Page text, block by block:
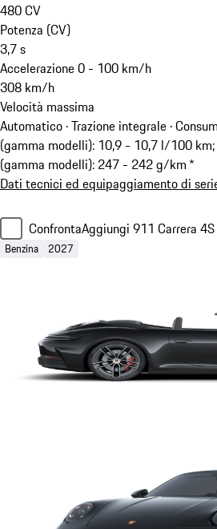
480CV
Potenza (CV)
3,7s
Accelerazione 0 - 100 km/h
308 km/h
Velocità massima
Automatico · Trazione integrale ·
(gamma modelli): 10,9 - 10,7 l/100 km;
(gamma modelli): 247 - 242 g/km *
Dati tecnici ed equipaggiamento di
ConfrontaAggiungi 911 Carrera
Benzina 2027